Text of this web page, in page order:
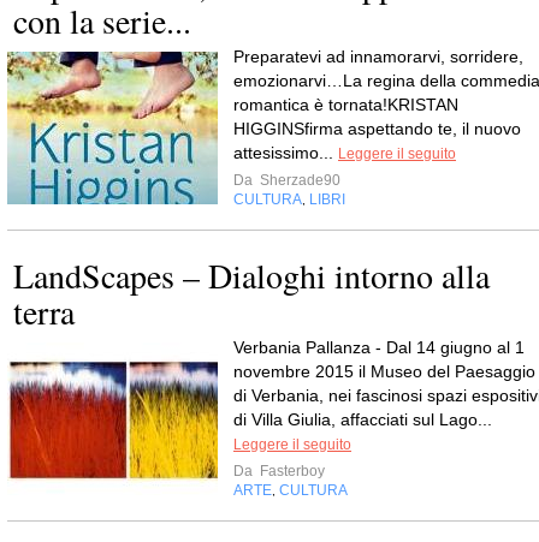
con la serie...
Preparatevi ad innamorarvi, sorridere,
emozionarvi…La regina della commedia
romantica è tornata!KRISTAN
HIGGINSfirma aspettando te, il nuovo
attesissimo...
Leggere il seguito
Da Sherzade90
CULTURA LIBRI
LandScapes – Dialoghi intorno alla
terra
Verbania Pallanza - Dal 14 giugno al 1
novembre 2015 il Museo del Paesaggio
di Verbania, nei fascinosi spazi
di Villa Giulia, affacciati sul Lago...
Leggere il seguito
Da Fasterboy
ARTE CULTURA